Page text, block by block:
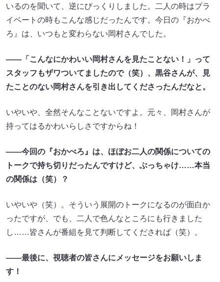
いるのを聞いて、逆にびっくりしました。二人の時はプラ
イベートの時もこんな感じだったんです。今日の『おかべ
ろ』は、いつもと変わらない岡村さんでした。
――「こんなにかわいい岡村さんを見たことない！」って
スタッフもザワついてましたので（笑）、黒谷さんが、見
たことのない岡村さんを引き出してくださったんだなと。
いやいや、全然そんなことないですよ。元々、岡村さんが
持ってはるかわいらしさですからね！
――今回の『おかべろ』は、ほぼお二人の関係についての
トークで持ち切りだったんですけど、ぶっちゃけ……本当
の関係は（笑）？
いやいや（笑）。そういう展開のトークになるのが面白か
ったですが、でも、二人で色んなところにも行きました
し……皆さんが番組を見て判断してくだされば（笑）。
――最後に、視聴者の皆さんにメッセージをお願いしま
す！